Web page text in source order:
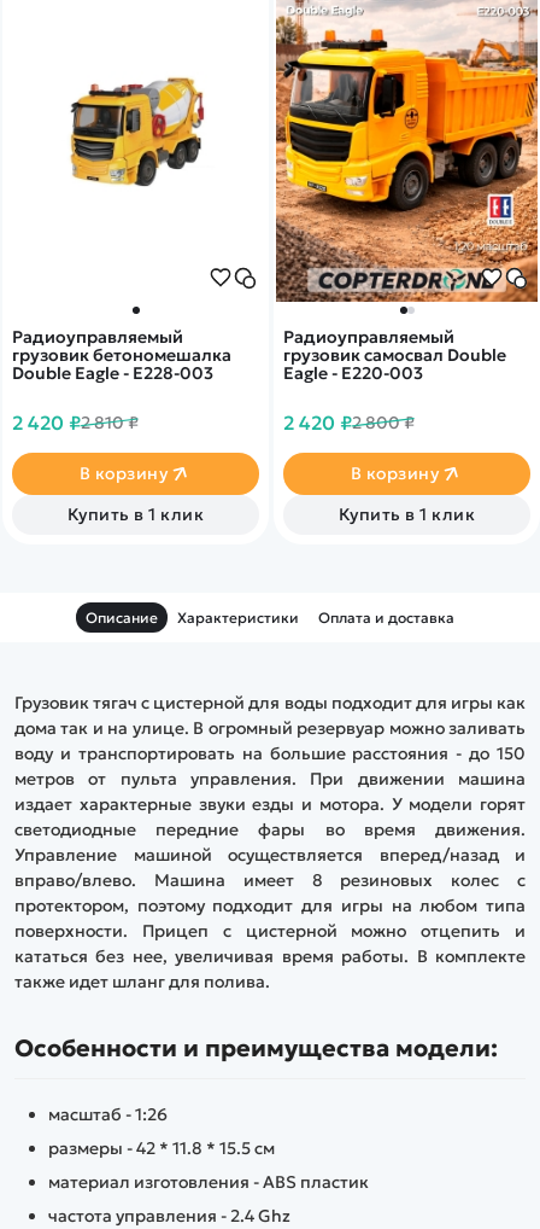
Радиоуправляемый
грузовик бетономешалка
Double Eagle - E228-003
2 420 ₽2 810 ₽
В корзину
Купить в 1 клик
Радиоуправляемый
грузовик самосвал Double
Eagle - E220-003
2 420 ₽2 800 ₽
В корзину
Купить в 1 клик
Описание Характеристики Оплата и доставка
Грузовик тягач с цистерной для воды подходит для игры как
дома так и на улице. В огромный резервуар можно заливать
воду и транспортировать на большие расстояния - до 150
метров от пульта управления. При движении машина
издает характерные звуки езды и мотора. У модели горят
светодиодные передние фары во время движения.
Управление машиной осуществляется вперед/назад и
вправо/влево. Машина имеет 8 резиновых колес с
протектором, поэтому подходит для игры на любом типа
поверхности. Прицеп с цистерной можно отцепить и
кататься без нее, увеличивая время работы. В комплекте
также идет шланг для полива.
Особенности и преимущества модели:
масштаб - 1:26
размеры - 42 * 11.8 * 15.5 см
материал изготовления - ABS пластик
частота управления - 2.4 Ghz